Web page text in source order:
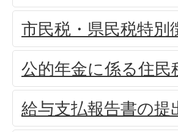
市民税・県民税特別
公的年金に係る住民
給与支払報告書の提